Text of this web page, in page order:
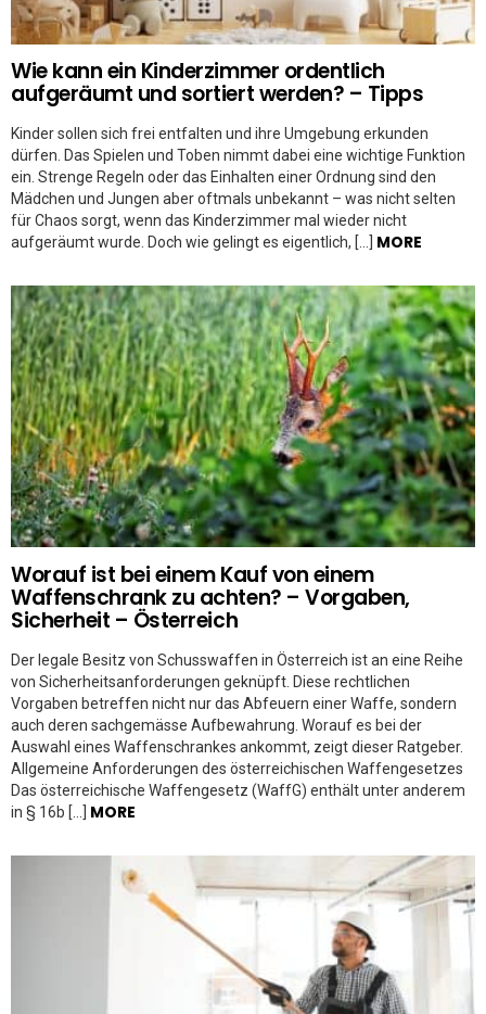
Wie kann ein Kinderzimmer ordentlich
aufgeräumt und sortiert werden? – Tipps
Kinder sollen sich frei entfalten und ihre Umgebung erkunden
dürfen. Das Spielen und Toben nimmt dabei eine wichtige Funktion
ein. Strenge Regeln oder das Einhalten einer Ordnung sind den
Mädchen und Jungen aber oftmals unbekannt – was nicht selten
für Chaos sorgt, wenn das Kinderzimmer mal wieder nicht
aufgeräumt wurde. Doch wie gelingt es eigentlich, […] MORE
Worauf ist bei einem Kauf von einem
Waffenschrank zu achten? – Vorgaben,
Sicherheit – Österreich
Der legale Besitz von Schusswaffen in Österreich ist an eine Reihe
von Sicherheitsanforderungen geknüpft. Diese rechtlichen
Vorgaben betreffen nicht nur das Abfeuern einer Waffe, sondern
auch deren sachgemässe Aufbewahrung. Worauf es bei der
Auswahl eines Waffenschrankes ankommt, zeigt dieser Ratgeber.
Allgemeine Anforderungen des österreichischen Waffengesetzes
Das österreichische Waffengesetz (WaffG) enthält unter anderem
in § 16b […] MORE